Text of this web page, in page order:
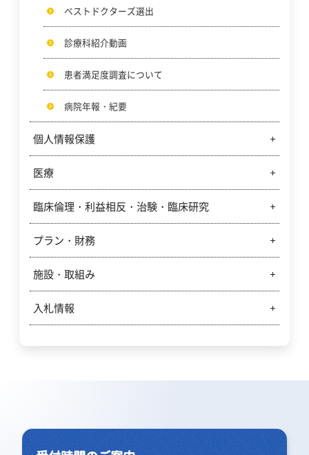
ベストドクターズ選出
診療科紹介動画
患者満足度調査について
病院年報・紀要
個人情報保護
個人情報の取扱いに関する指針
個人情報利用目的
診療情報の利用について
医療
クリニカルパスの紹介
輸血に関する当院の立場
医療上の事故等公表について
意思決定支援
臨床倫理・利益相反・治験・臨床研究
臨床倫理
治験・臨床研究関係
プラン・財務
岐阜市民病院経営強化プラン
市民病院の目標と取り組み
施設・取組み
敷地内全面禁煙について
入札情報